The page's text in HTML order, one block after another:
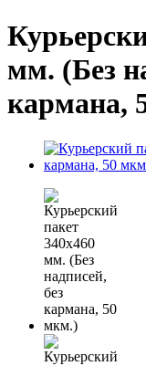
мм. (Без
кармана,